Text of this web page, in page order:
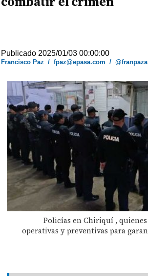
Publicado 2025/01/03 00:00:00
Francisco Paz /fpaz@epasa.com /
Policías en Chiriquí ,
operativas y preventivas para